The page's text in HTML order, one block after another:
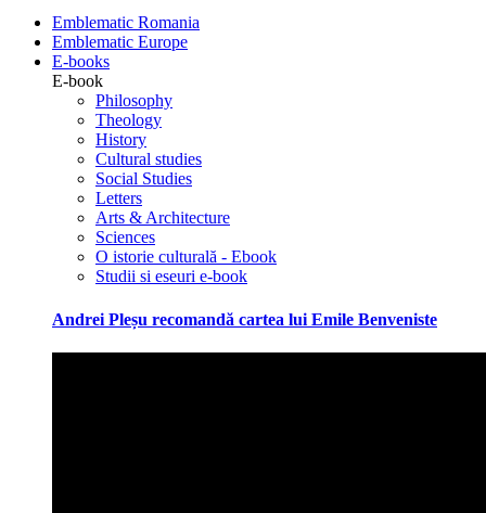
Emblematic Romania
Emblematic Europe
E-books
E-book
Philosophy
Theology
History
Cultural studies
Social Studies
Letters
Arts & Architecture
Sciences
O istorie culturală - Ebook
Studii si eseuri e-book
Andrei Pleșu recomandă cartea lui Emile Benveniste